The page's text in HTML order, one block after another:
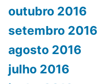
outubro 2016
setembro 2016
agosto 2016
julho 2016